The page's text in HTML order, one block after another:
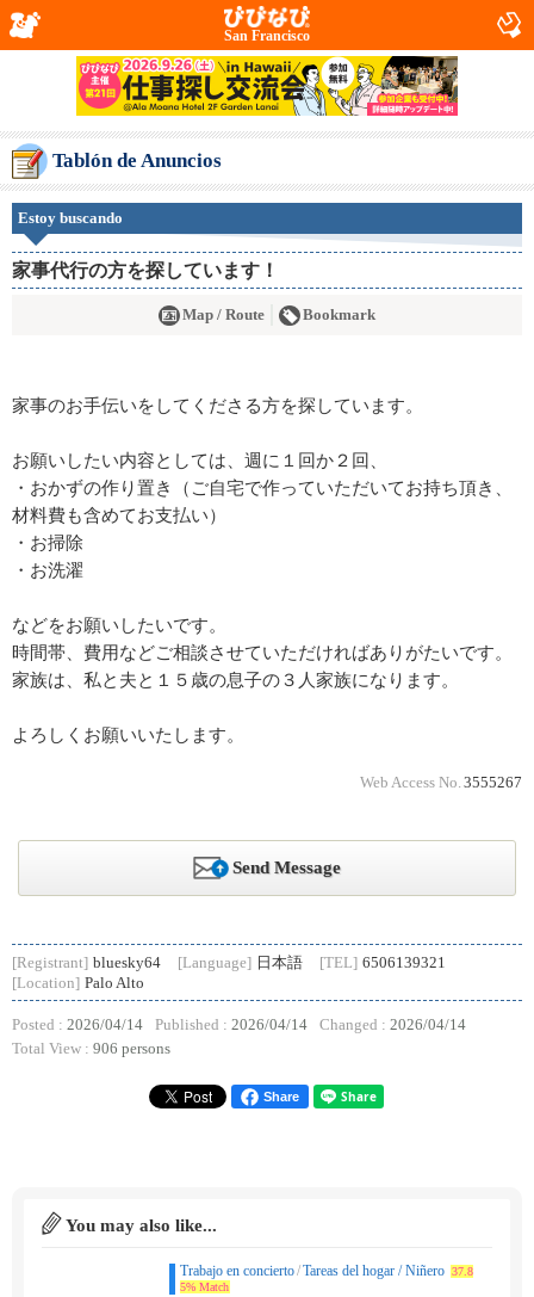
San Francisco
Tablón de Anuncios
Estoy buscando
家事代行の方を探しています！
Map / Route Bookmark
家事のお手伝いをしてくださる方を探しています。
お願いしたい内容としては、週に１回か２回、
・おかずの作り置き（ご自宅で作っていただいてお持ち頂き、
材料費も含めてお支払い）
・お掃除
・お洗濯
などをお願いしたいです。
時間帯、費用などご相談させていただければありがたいです。
家族は、私と夫と１５歳の息子の３人家族になります。
よろしくお願いいたします。
Web Access No. 3555267
Send Message
[Registrant] bluesky64 [Language] 日本語 [TEL] 6506139321
[Location] Palo Alto
Posted : 2026/04/14 Published : 2026/04/14 Changed : 2026/04/14
Total View : 906 persons
Share
You may also like...
Trabajo en concierto/Tareas del hogar / Niñero 37.8
5% Match